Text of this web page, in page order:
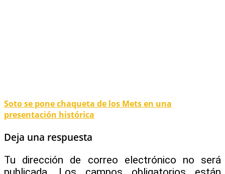
Soto se pone chaqueta de los Mets en una
presentación histórica
Deja una respuesta
Tu dirección de correo electrónico no será